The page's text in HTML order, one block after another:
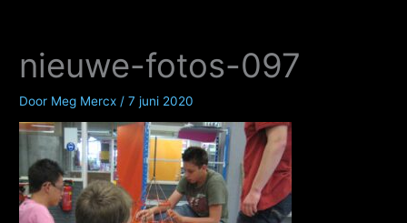
nieuwe-fotos-097
Door Meg Mercx /7 juni 2020